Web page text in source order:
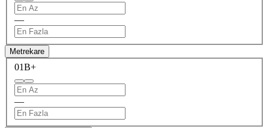
—
Metrekare
01B+
—